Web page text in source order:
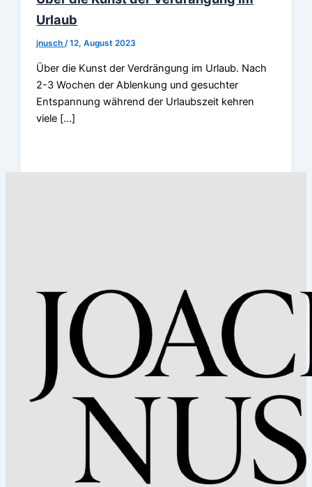
Urlaub
jnusch/12, August 2023
Über die Kunst der Verdrängung im Urlaub. Nach
2-3 Wochen der Ablenkung und gesuchter
Entspannung während der Urlaubszeit kehren
viele […]